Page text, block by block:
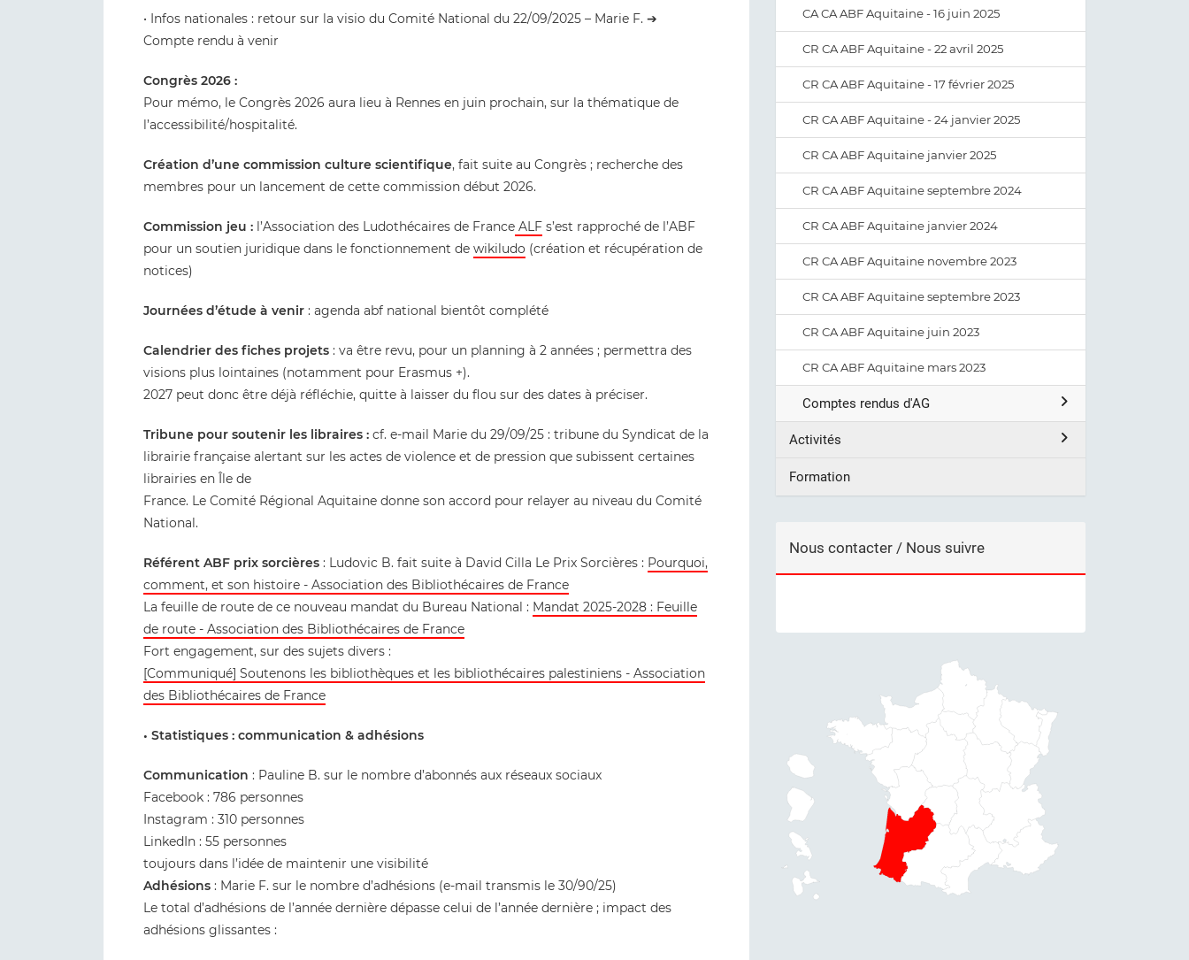
• Infos nationales : retour sur la visio du Comité National du 22/09/2025 – Marie F. ➔
Compte rendu à venir
Congrès 2026 :
Pour mémo, le Congrès 2026 aura lieu à Rennes en juin prochain, sur la thématique de
l’accessibilité/hospitalité.
Création d’une commission culture scientifique, fait suite au Congrès ; recherche des
membres pour un lancement de cette commission début 2026.
Commission jeu : l’Association des Ludothécaires de France ALF s’est rapproché de l’ABF
pour un soutien juridique dans le fonctionnement de wikiludo (création et récupération de
notices)
Journées d’étude à venir : agenda abf national bientôt complété
Calendrier des fiches projets : va être revu, pour un planning à 2 années ; permettra des
visions plus lointaines (notamment pour Erasmus +).
2027 peut donc être déjà réfléchie, quitte à laisser du flou sur des dates à préciser.
Tribune pour soutenir les libraires : cf. e-mail Marie du 29/09/25 : tribune du Syndicat de la
librairie française alertant sur les actes de violence et de pression que subissent certaines
librairies en Île de
France. Le Comité Régional Aquitaine donne son accord pour relayer au niveau du Comité
National.
Référent ABF prix sorcières : Ludovic B. fait suite à David Cilla Le Prix Sorcières : Pourquoi,
comment, et son histoire - Association des Bibliothécaires de France
La feuille de route de ce nouveau mandat du Bureau National : Mandat 2025-2028 : Feuille
de route - Association des Bibliothécaires de France
Fort engagement, sur des sujets divers :
[Communiqué] Soutenons les bibliothèques et les bibliothécaires palestiniens - Association
des Bibliothécaires de France
• Statistiques : communication & adhésions
Communication : Pauline B. sur le nombre d’abonnés aux réseaux sociaux
Facebook : 786 personnes
Instagram : 310 personnes
LinkedIn : 55 personnes
toujours dans l’idée de maintenir une visibilité
Adhésions : Marie F. sur le nombre d’adhésions (e-mail transmis le 30/90/25)
Le total d’adhésions de l’année dernière dépasse celui de l’année dernière ; impact des
adhésions glissantes :
CA CA ABF Aquitaine - 16 juin 2025
CR CA ABF Aquitaine - 22 avril 2025
CR CA ABF Aquitaine - 17 février 2025
CR CA ABF Aquitaine - 24 janvier 2025
CR CA ABF Aquitaine janvier 2025
CR CA ABF Aquitaine septembre 2024
CR CA ABF Aquitaine janvier 2024
CR CA ABF Aquitaine novembre 2023
CR CA ABF Aquitaine septembre 2023
CR CA ABF Aquitaine juin 2023
CR CA ABF Aquitaine mars 2023
Comptes rendus d'AG
Activités
Formation
Nous contacter / Nous suivre